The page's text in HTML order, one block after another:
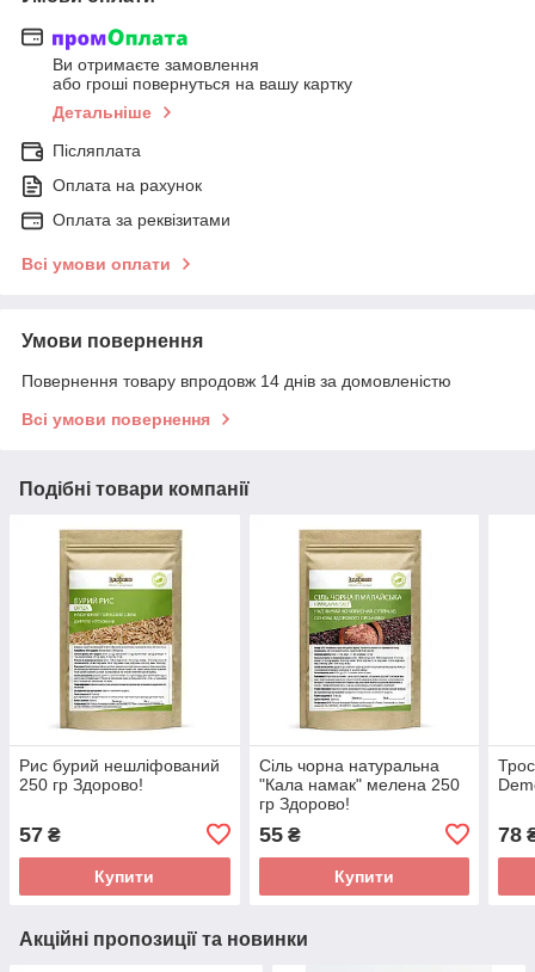
Ви отримаєте замовлення
або гроші повернуться на вашу картку
Детальніше
Післяплата
Оплата на рахунок
Оплата за реквізитами
Всі умови оплати
Умови повернення
Повернення товару впродовж 14 днів за домовленістю
Всі умови повернення
Подібні товари компанії
Рис бурий нешліфований
250 гр Здорово!
57 ₴
Купити
Сіль чорна натуральна
"Кала намак" мелена 250
гр Здорово!
55₴
Купити
78
Акційні пропозиції та новинки